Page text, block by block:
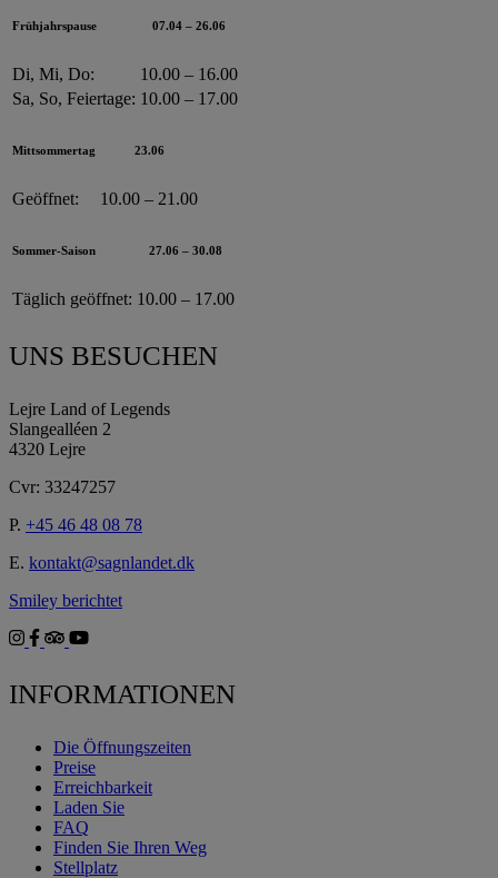
Frühjahrspause 07.04 – 26.06
Di, Mi, Do:
10.00 – 16.00
Sa, So, Feiertage: 10.00 – 17.00
Mittsommertag 23.06
Geöffnet: 10.00 – 21.00
Sommer-Saison 27.06 – 30.08
Täglich geöffnet: 10.00 – 17.00
UNS BESUCHEN
Lejre Land of Legends
Slangealléen 2
4320 Lejre
Cvr: 33247257
P. +45 46 48 08 78
E. kontakt@sagnlandet.dk
Smiley berichtet
INFORMATIONEN
Die Öffnungszeiten
Preise
Erreichbarkeit
Laden Sie
FAQ
Finden Sie Ihren Weg
Stellplatz